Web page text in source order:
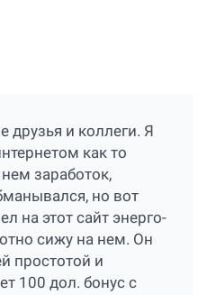
друзья и коллеги. Я
как то
заработок,
но вот
на этот сайт энерго-
сижу на нем. Он
простотой и
100 дол. бонус с